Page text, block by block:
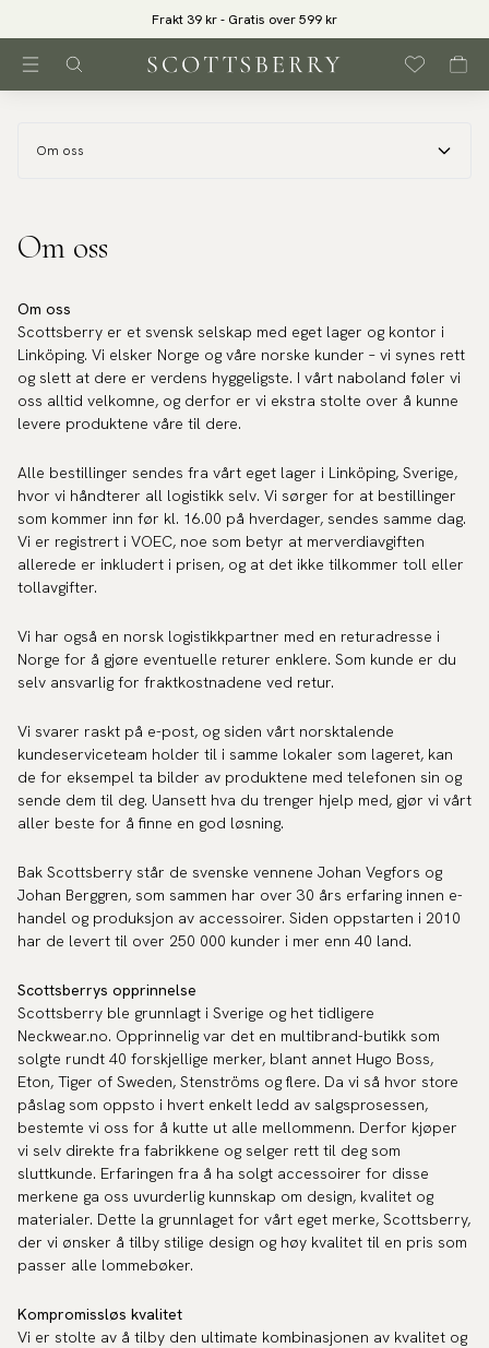
Frakt 39 kr - Gratis over 599 kr
Om oss
Om oss
Om oss
Scottsberry er et svensk selskap med eget lager og kontor i
Linköping. Vi elsker Norge og våre norske kunder – vi synes rett
og slett at dere er verdens hyggeligste. I vårt naboland føler vi
oss alltid velkomne, og derfor er vi ekstra stolte over å kunne
levere produktene våre til dere.
Alle bestillinger sendes fra vårt eget lager i Linköping, Sverige,
hvor vi håndterer all logistikk selv. Vi sørger for at bestillinger
som kommer inn før kl. 16.00 på hverdager, sendes samme dag.
Vi er registrert i VOEC, noe som betyr at merverdiavgiften
allerede er inkludert i prisen, og at det ikke tilkommer toll eller
tollavgifter.
Vi har også en norsk logistikkpartner med en returadresse i
Norge for å gjøre eventuelle returer enklere. Som kunde er du
selv ansvarlig for fraktkostnadene ved retur.
Vi svarer raskt på e-post, og siden vårt norsktalende
kundeserviceteam holder til i samme lokaler som lageret, kan
de for eksempel ta bilder av produktene med telefonen sin og
sende dem til deg. Uansett hva du trenger hjelp med, gjør vi vårt
aller beste for å finne en god løsning.
Bak Scottsberry står de svenske vennene Johan Vegfors og
Johan Berggren, som sammen har over 30 års erfaring innen e-
handel og produksjon av accessoirer. Siden oppstarten i 2010
har de levert til over 250 000 kunder i mer enn 40 land.
Scottsberrys opprinnelse
Scottsberry ble grunnlagt i Sverige og het tidligere
Neckwear.no. Opprinnelig var det en multibrand-butikk som
solgte rundt 40 forskjellige merker, blant annet Hugo Boss,
Eton, Tiger of Sweden, Stenströms og flere. Da vi så hvor store
påslag som oppsto i hvert enkelt ledd av salgsprosessen,
bestemte vi oss for å kutte ut alle mellommenn. Derfor kjøper
vi selv direkte fra fabrikkene og selger rett til deg som
sluttkunde. Erfaringen fra å ha solgt accessoirer for disse
merkene ga oss uvurderlig kunnskap om design, kvalitet og
materialer. Dette la grunnlaget for vårt eget merke, Scottsberry,
der vi ønsker å tilby stilige design og høy kvalitet til en pris som
passer alle lommebøker.
Kompromissløs kvalitet
Vi er stolte av å tilby den ultimate kombinasjonen av kvalitet og